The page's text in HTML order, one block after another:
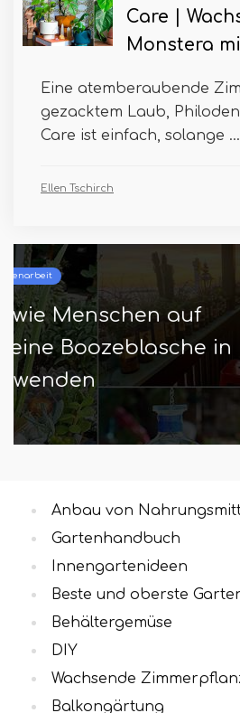
Care |
Monstera
Eine atemberaubende
gezacktem Laub,
Care ist einfach, solange ...
Ellen Tschirch
Beste und oberste Gartenarbeit
25
Pflanzen
Dr. Luis Bader
Anbau von
Gartenhandbuch
Innengartenideen
Beste und oberste
Behältergemüse
DIY
Wachsende
Balkongärtung